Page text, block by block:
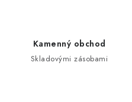
DOPRAVA
Kamenný obchod
Skladovými zásobami